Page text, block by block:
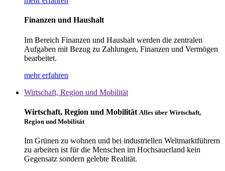
Finanzen und Haushalt
Im Bereich Finanzen und Haushalt werden die zentralen
Aufgaben mit Bezug zu Zahlungen, Finanzen und Vermögen
bearbeitet.
mehr erfahren
Wirtschaft, Region und Mobilität
Wirtschaft, Region und Mobilität Alles über Wirtschaft,
Region und Mobilität
Im Grünen zu wohnen und bei industriellen Weltmarktführern
zu arbeiten ist für die Menschen im Hochsauerland kein
Gegensatz sondern gelebte Realität.